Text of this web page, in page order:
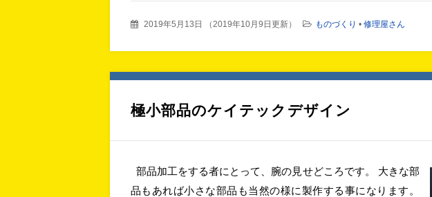
2019年5月13日 （2019年10月9日更新） ものづくり • 修理屋さん
極小部品のケイテックデザイン
部品加工をする者にとって、腕の見せどころです。 大きな部
品もあれば小さな部品も当然の様に製作する事になります。